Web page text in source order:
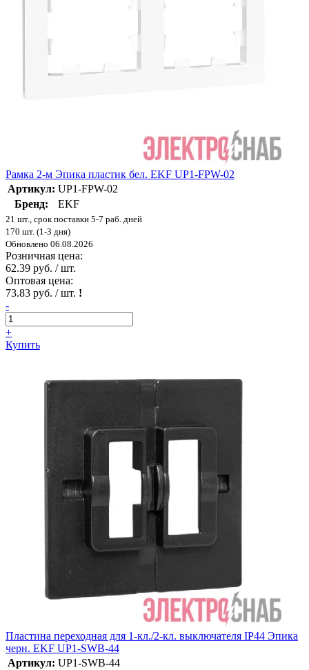
Рамка 2-м Эпика пластик бел. EKF UP1-FPW-02
Артикул: UP1-FPW-02
Бренд:
EKF
21 шт., срок поставки 5-7 раб. дней
170 шт. (1-3 дня)
Обновлено 06.08.2026
Розничная цена:
62.39 руб. / шт.
Оптовая цена:
73.83 руб. / шт. !
-
+
Купить
Пластина переходная для 1-кл./2-кл. выключателя IP44 Эпика
черн. EKF UP1-SWB-44
Артикул: UP1-SWB-44